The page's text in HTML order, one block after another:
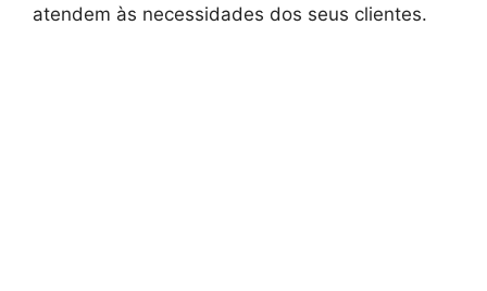
atendem às necessidades dos seus clientes.